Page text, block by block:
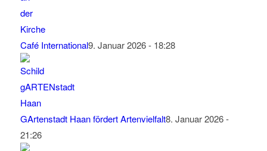
Café International9. Januar 2026 - 18:28
GArtenstadt Haan fördert Artenvielfalt8. Januar 2026 -
21:26